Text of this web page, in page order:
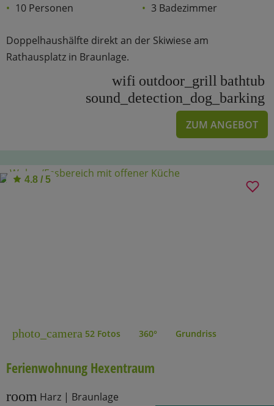
10 Personen
3 Badezimmer
Doppelhaushälfte direkt an der Skiwiese am
Rathausplatz in Braunlage.
wifi outdoor_grill bathtub
sound_detection_dog_barking
ZUM ANGEBOT
4.8 / 5
photo_camera 52 Fotos 360° Grundriss
Ferienwohnung Hexentraum
room Harz | Braunlage